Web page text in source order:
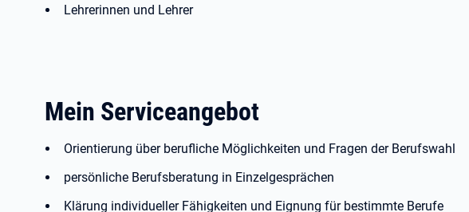
Lehrerinnen und Lehrer
Mein Serviceangebot
Orientierung über berufliche Möglichkeiten und Fragen der Berufswahl
persönliche Berufsberatung in Einzelgesprächen
Klärung individueller Fähigkeiten und Eignung für bestimmte Berufe